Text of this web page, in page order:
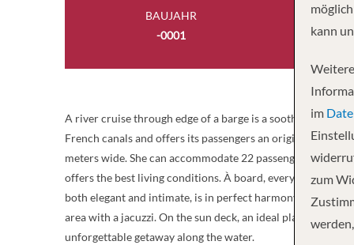
BAUJAHR
-0001
5
A river cruise through edge of a barge is a soothing
French canals and offers its passengers an original,
meters wide. She can accommodate 22 passengers, in 11
offers the best living conditions. À board, everything is
both elegant and intimate, is in perfect harmony with its
area with a jacuzzi. On the sun deck, an ideal place to
unforgettable getaway along the water.
kann
im
zum